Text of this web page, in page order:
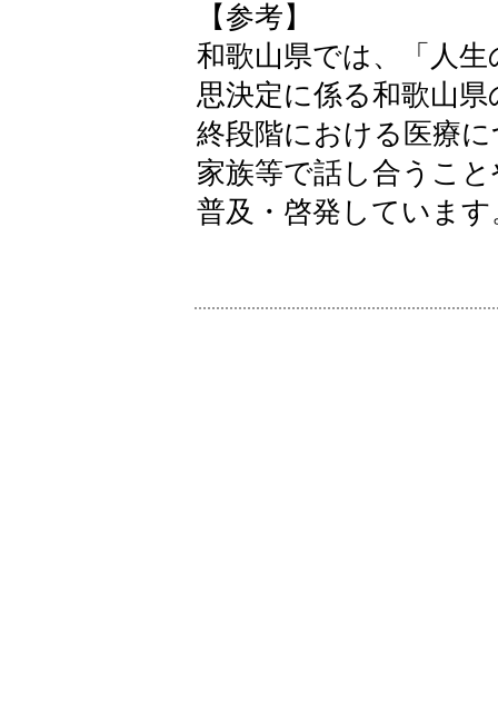
【参考】
和歌山県では、「人
思決定に係る和歌山
終段階における医療
家族等で話し合うこ
普及・啓発しています